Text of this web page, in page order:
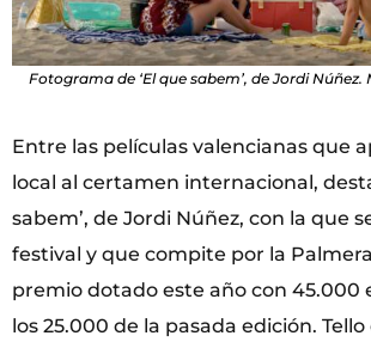
Fotograma de ‘El que sabem’, de Jordi Núñez.
Entre las películas valencianas que
local al certamen internacional,
sabem’, de Jordi Núñez, con la que
festival y que compite por la
premio dotado este año con 45.000
los 25.000 de la pasada edición.